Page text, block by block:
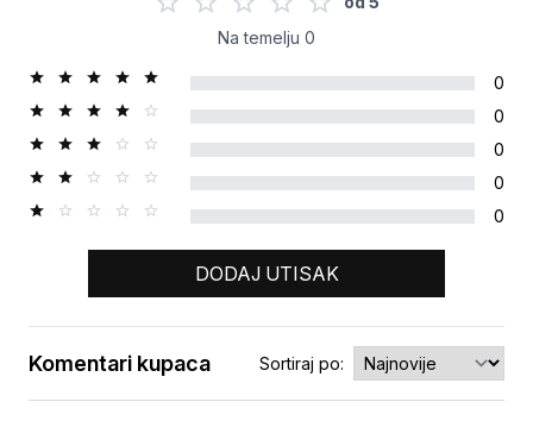
Na temelju 0
0
0
0
0
0
DODAJ UTISAK
Ocjena
Komentari kupaca Sortiraj po: